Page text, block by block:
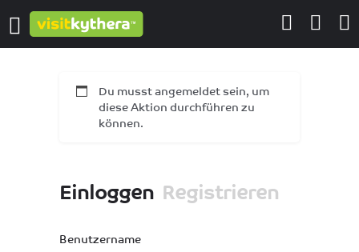
Du musst angemeldet sein, um
diese Aktion durchführen zu
können.
Einloggen Registrieren
Benutzername